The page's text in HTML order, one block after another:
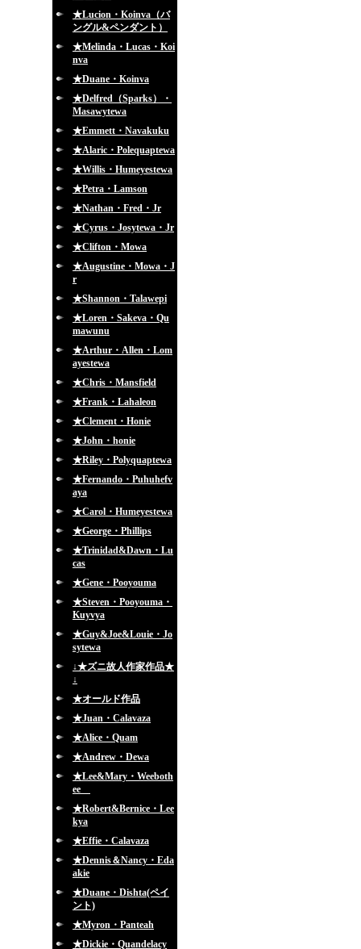
★Lucion・Koinva（バ
ングル&ペンダント）
★Melinda・Lucas・Koi
nva
★Duane・Koinva
★Delfred（Sparks）・
Masawytewa
★Emmett・Navakuku
★Alaric・Polequaptewa
★Willis・Humeyestewa
★Petra・Lamson
★Nathan・Fred・Jr
★Cyrus・Josytewa・Jr
★Clifton・Mowa
★Augustine・Mowa・J
r
★Shannon・Talawepi
★Loren・Sakeva・Qu
mawunu
★Arthur・Allen・Lom
ayestewa
★Chris・Mansfield
★Frank・Lahaleon
★Clement・Honie
★John・honie
★Riley・Polyquaptewa
★Fernando・Puhuhefv
aya
★Carol・Humeyestewa
★George・Phillips
★Trinidad&Dawn・Lu
cas
★Gene・Pooyouma
★Steven・Pooyouma・
Kuyvya
★Guy&Joe&Louie・Jo
sytewa
↓★ズニ故人作家作品★
↓
★オールド作品
★Juan・Calavaza
★Alice・Quam
★Andrew・Dewa
★Lee&Mary・Weeboth
ee
★Robert&Bernice・Lee
kya
★Effie・Calavaza
★Dennis＆Nancy・Eda
akie
★Duane・Dishta(ペイ
ント)
★Myron・Panteah
★Dickie・Quandelacy